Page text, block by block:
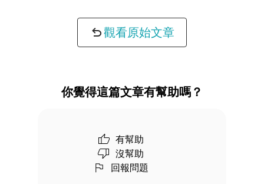
觀看原始文章
你覺得這篇文章有幫助嗎？
有幫助
沒幫助
回報問題